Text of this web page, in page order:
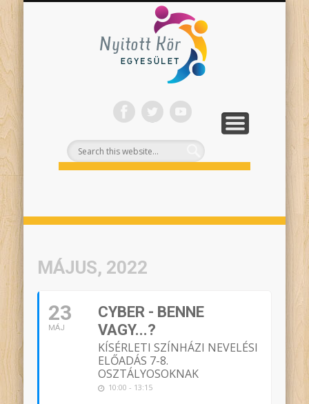
SZÍNHÁZI NEVELÉS
ONLINE PROGRAMJAINK
FELNŐTTEKNEK
PROJEKTEK
RÓLUNK
TÁMOGASS!
MÁJUS, 2022
23
MÁJ
CYBER - BENNE
VAGY...?
KÍSÉRLETI SZÍNHÁZI NEVELÉSI
ELŐADÁS 7-8.
OSZTÁLYOSOKNAK
10:00 - 13:15